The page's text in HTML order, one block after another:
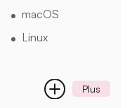
macOS
Linux
Plus